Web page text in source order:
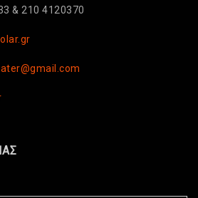
& 210 4120370